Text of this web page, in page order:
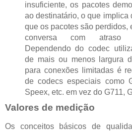
insuficiente, os pacotes
ao destinatário, o que implica
que os pacotes são perdidos,
conversa com atraso
Dependendo do codec
de mais ou menos largura
para conexões limitadas é
de codecs especiais como
Speex, etc. em vez do G711,
Valores de medição
Os conceitos básicos de